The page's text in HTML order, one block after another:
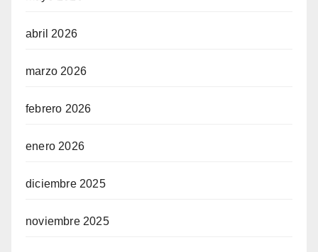
abril 2026
marzo 2026
febrero 2026
enero 2026
diciembre 2025
noviembre 2025